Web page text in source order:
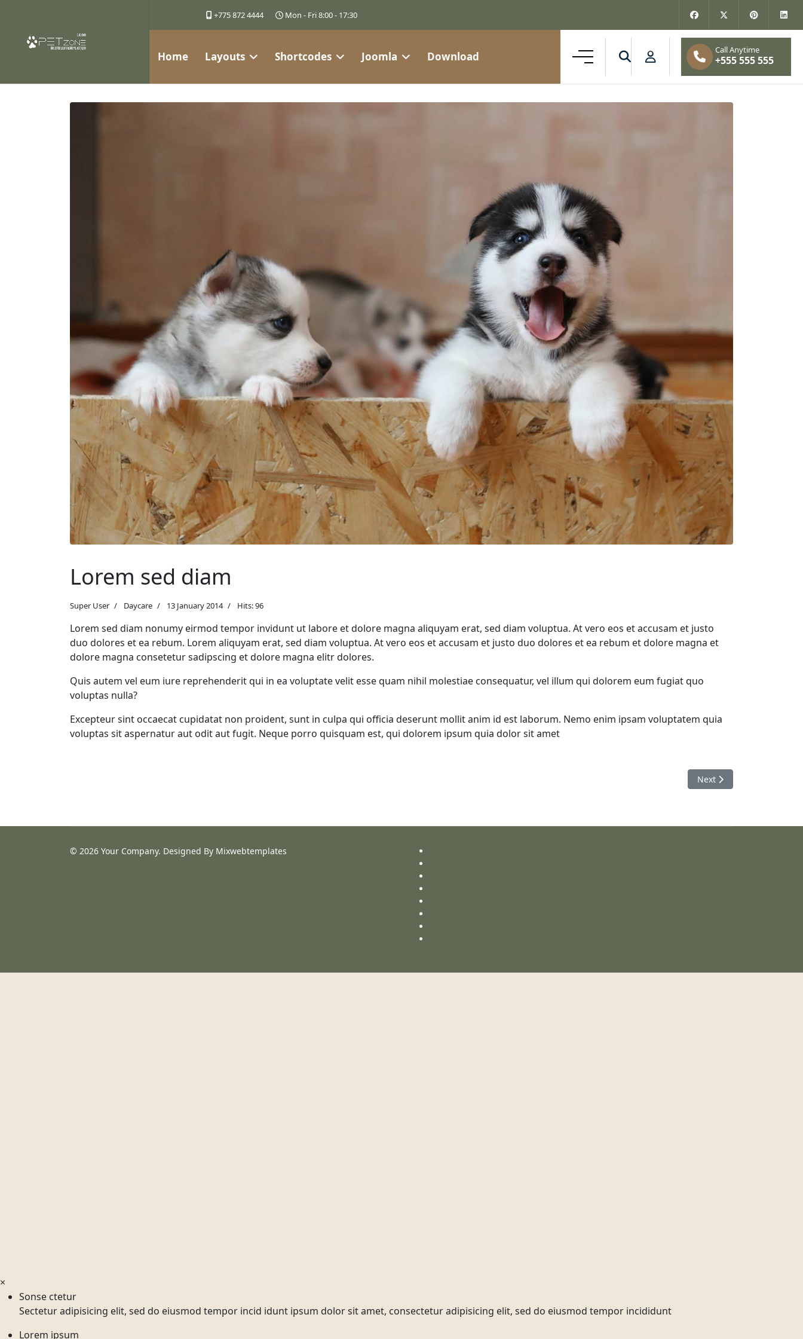
+775 872 4444 Mon - Fri 8:00 - 17:30
Home Layouts Shortcodes Joomla Download +555 555 555
Search
Lorem sed diam
Super User Daycare 13 January 2014 Hits: 96
Lorem sed diam nonumy eirmod tempor invidunt ut labore et dolore magna aliquyam erat, sed diam voluptua. At vero eos et accusam et justo
duo dolores et ea rebum. Lorem aliquyam erat, sed diam voluptua. At vero eos et accusam et justo duo dolores et ea rebum et dolore magna et
dolore magna consetetur sadipscing et dolore magna elitr dolores.
Quis autem vel eum iure reprehenderit qui in ea voluptate velit esse quam nihil molestiae consequatur, vel illum qui dolorem eum fugiat quo
voluptas nulla?
Excepteur sint occaecat cupidatat non proident, sunt in culpa qui officia deserunt mollit anim id est laborum. Nemo enim ipsam voluptatem quia
voluptas sit aspernatur aut odit aut fugit. Neque porro quisquam est, qui dolorem ipsum quia dolor sit amet
Next article: Exepi sint
Next
© 2026 Your Company. Designed By Mixwebtemplates
×
Sonse ctetur
Sectetur adipisicing elit, sed do eiusmod tempor incid idunt ipsum dolor sit amet, consectetur adipisicing elit, sed do eiusmod tempor incididunt
Lorem ipsum